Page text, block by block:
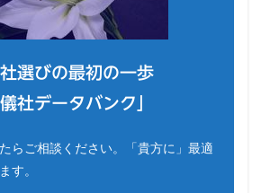
選びの最初の一歩
儀社データバンク」
らご相談ください。「貴方に」最適
す。